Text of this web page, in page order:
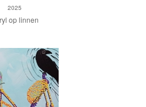
2025
op linnen